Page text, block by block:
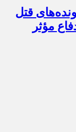
قتل
مؤثر